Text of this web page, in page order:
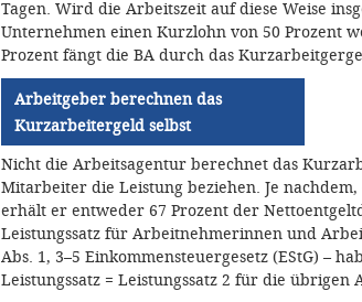
Tagen. Wird die Arbeitszeit auf diese Weise
Unternehmen einen Kurzlohn von 50 Prozent
Prozent fängt die BA durch das
Arbeitgeber berechnen das
Kurzarbeitergeld selbst
Nicht die Arbeitsagentur berechnet das
Mitarbeiter die Leistung beziehen. Je
erhält er entweder 67 Prozent der
Leistungssatz für Arbeitnehmerinnen und
Abs. 1, 3–5 Einkommensteuergesetz (EStG) –
Leistungssatz = Leistungssatz 2 für die